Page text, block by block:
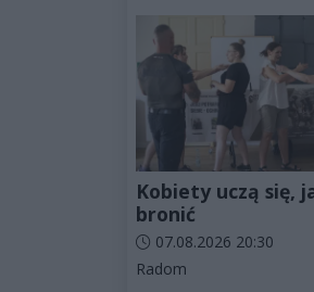
Kobiety uczą się,
bronić
Data dodania artykułu:
07.08.2026 20:30
Kategorie artykułu:
Radom